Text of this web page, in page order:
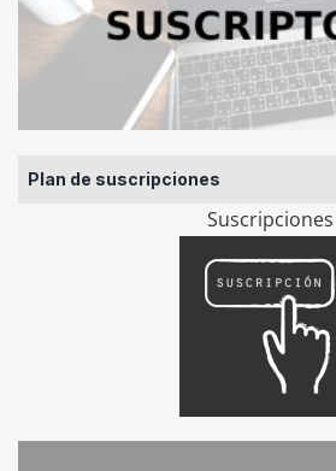
Plan de suscripciones
Suscripciones